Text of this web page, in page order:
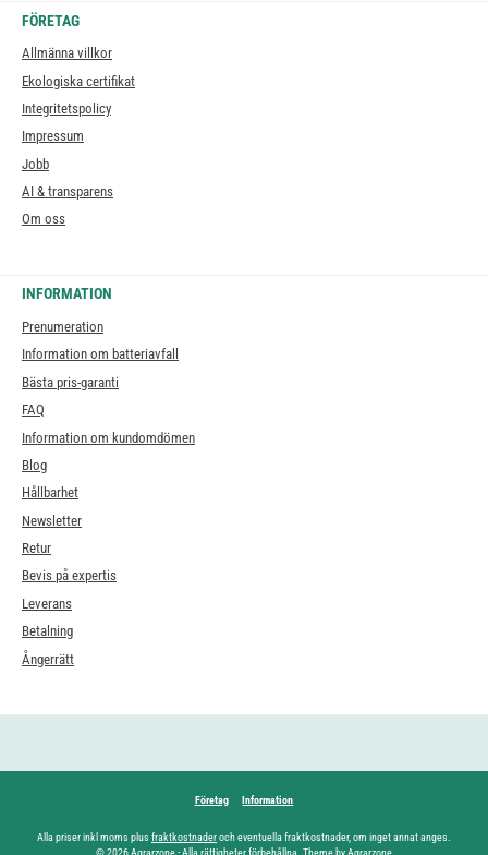
FÖRETAG
Allmänna villkor
Ekologiska certifikat
Integritetspolicy
Impressum
Jobb
AI & transparens
Om oss
INFORMATION
Prenumeration
Information om batteriavfall
Bästa pris-garanti
FAQ
Information om kundomdömen
Blog
Hållbarhet
Newsletter
Retur
Bevis på expertis
Leverans
Betalning
Ångerrätt
Företag Information
Alla priser inkl moms plus fraktkostnaderoch eventuella fraktkostnader, om inget annat anges.
© 2026 Agrarzone - Alla rättigheter förbehållna. Theme by Agrarzone